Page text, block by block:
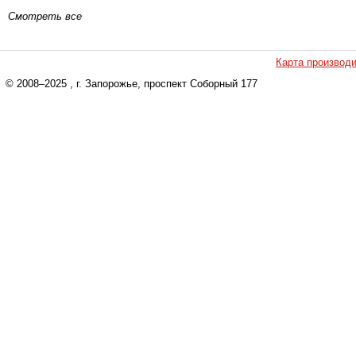
Смотреть все
Карта
© 2008–2025 , г. Запорожье, проспект Соборный 177